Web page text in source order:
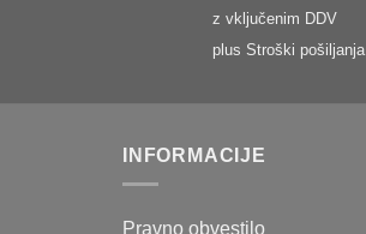
z vključenim DDV
plus Stroški pošiljanja
INFORMACIJE
Pravno obvestilo